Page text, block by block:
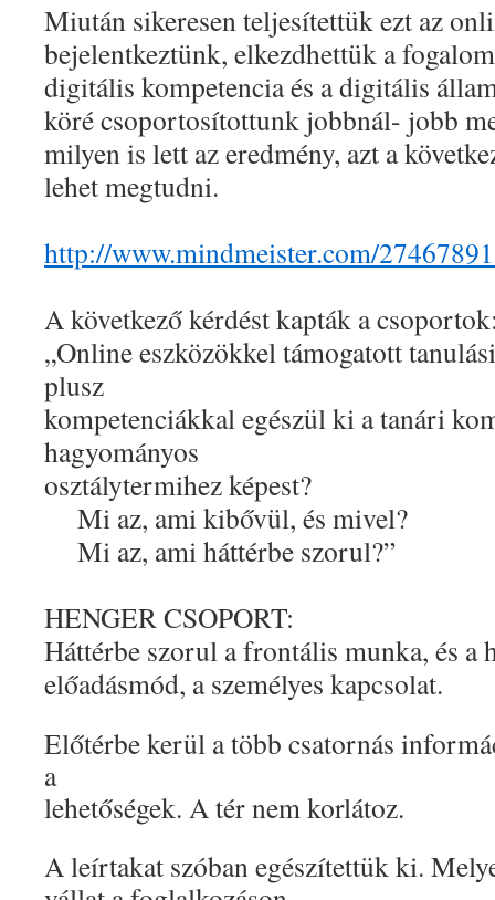
Miután sikeresen teljesítettük ezt az
bejelentkeztünk, elkezdhettük a
digitális kompetencia és a digitális
köré csoportosítottunk jobbnál- jobb
milyen is lett az eredmény, azt a
lehet megtudni.
http://www.mindmeister.com/
A következő kérdést kapták a
„Online eszközökkel támogatott
plusz
kompetenciákkal egészül ki a tanári
hagyományos
osztálytermihez képest?
Mi az, ami kibővül, és mivel?
Mi az, ami háttérbe szorul?”
HENGER CSOPORT:
Háttérbe szorul a frontális munka, és a
előadásmód, a személyes kapcsolat.
Előtérbe kerül a több csatornás
a
lehetőségek. A tér nem korlátoz.
A leírtakat szóban egészítettük ki.